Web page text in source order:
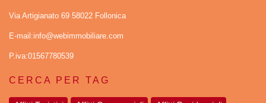
Via Artigianato 69 58022 Follonica
E-mail:info@webimmobiliare.com
P.iva:01567780539
CERCA PER TAG